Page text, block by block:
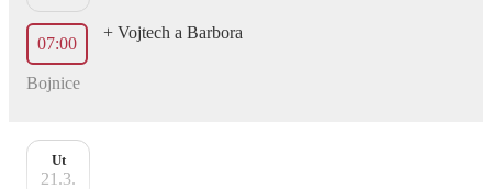
07:00
+ Vojtech a Barbora
Bojnice
Ut
21.3.